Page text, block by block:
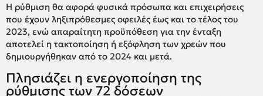
Η ρύθμιση θα αφορά φυσικά πρόσωπα και επιχειρήσεις
που έχουν ληξιπρόθεσμες οφειλές έως και το τέλος του
2023, ενώ απαραίτητη προϋπόθεση για την ένταξη
αποτελεί η τακτοποίηση ή εξόφληση των χρεών που
δημιουργήθηκαν από το 2024 και μετά.
Πλησιάζει η ενεργοποίηση της
ρύθμισης των 72 δόσεων